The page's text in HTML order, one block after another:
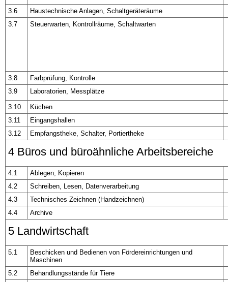
3.6
Haustechnische Anlagen, Schaltgeräteräume
3.7
Steuerwarten, Kontrollräume, Schaltwarten
3.8
Farbprüfung, Kontrolle
3.9
Laboratorien, Messplätze
3.10
Küchen
3.11
Eingangshallen
3.12
Empfangstheke, Schalter, Portiertheke
4 Büros und büroähnliche Arbeitsbereiche
4.1
Ablegen, Kopieren
4.2
Schreiben, Lesen, Datenverarbeitung
4.3
Technisches Zeichnen (Handzeichnen)
4.4
Archive
5 Landwirtschaft
5.1
Beschicken und Bedienen von Fördereinrichtungen und
Maschinen
5.2
Behandlungsstände für Tiere